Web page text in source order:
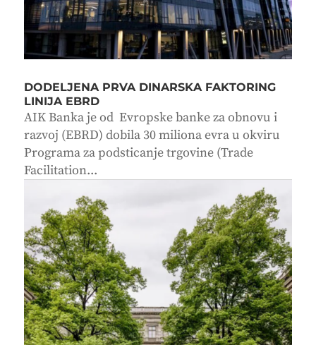
DODELJENA PRVA DINARSKA FAKTORING
LINIJA EBRD
AIK Banka je od Evropske banke za obnovu i
razvoj (EBRD) dobila 30 miliona evra u okviru
Programa za podsticanje trgovine (Trade
Facilitation...